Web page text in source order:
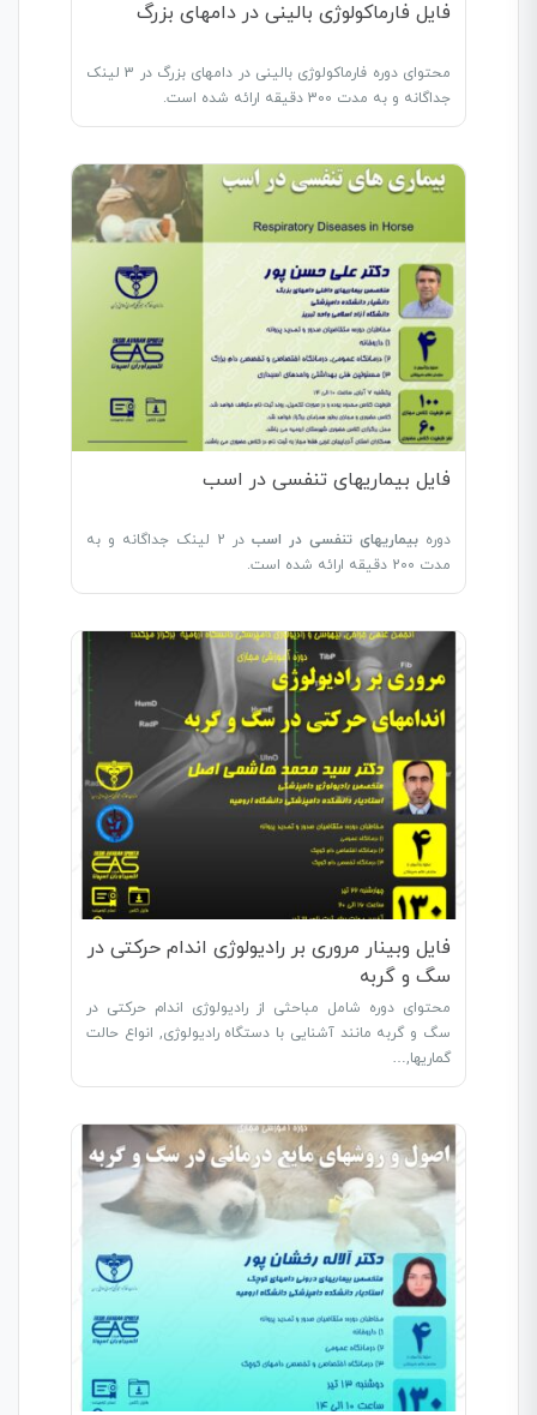
فایل فارماکولوژی بالینی در دامهای بزرگ
محتوای دوره فارماکولوژی بالینی در دامهای بزرگ در 3 لینک
جداگانه و به مدت 300 دقیقه ارائه شده است.
فایل بیماریهای تنفسی در اسب
دوره بیماریهای تنفسی در اسب
در 2 لینک جداگانه و به
مدت 200 دقیقه ارائه شده است.
فایل وبینار مروری بر رادیولوژی اندام حرکتی در
سگ و گربه
محتوای دوره شامل مباحثی از رادیولوژی اندام حرکتی در
سگ و گربه مانند آشنایی با دستگاه رادیولوژی, انواع حالت
گماریها,…